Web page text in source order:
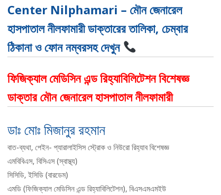
Center Nilphamari – মৌন জেনারেল
হাসপাতাল নীলফামারী ডাক্তারের তালিকা, চেম্বার
ঠিকানা ও ফোন নম্বরসহ দেখুন
ফিজিক্যাল মেডিসিন এন্ড রিহ্যাবিলিটেশন বিশেষজ্ঞ
ডাক্তার মৌন জেনারেল হাসপাতাল নীলফামারী
ডাঃ মোঃ মিজানুর রহমান
বাত-ব্যথা, পেইন- প্যারালাইসিস স্ট্রোক ও নিউরো রিহ্যাব বিশেষজ্ঞ
এমবিবিএস, বিসিএস (স্বাস্থ্য)
সিসিডি, ইসিডি (বারডেম)
এমডি (ফিজিক্যাল মেডিসিন এন্ড রিহ্যাবিলিটেশন), বিএসএমএমইউ